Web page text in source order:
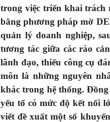
trong việc triển khaitrách
bằng phương pháp mờ
quản lý doanh nghiệp,
tương tác giữa các rào
lãnh đạo, thiếu công cụ
môn là những nguyên
khác trong hệ thống. Đồng
yếu tố có mức độ kết nối
viết đề xuất một số khuyến